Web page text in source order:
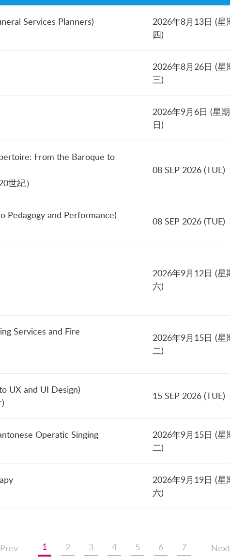
Services Planners)
2026年8月13日 (星
四)
2026年8月26日 (星
三)
2026年9月6日 (星期
日)
From the Baroque to
世紀）
08 SEP 2026 (TUE)
Pedagogy and Performance)
08 SEP 2026 (TUE)
2026年9月12日 (星
六)
Services and Fire
2026年9月15日 (星
二)
UX and UI Design)
15 SEP 2026 (TUE)
Operatic Singing
2026年9月15日 (星
二)
2026年9月19日 (星
六)
Prev 1 2 3 4 5 6 7 Next